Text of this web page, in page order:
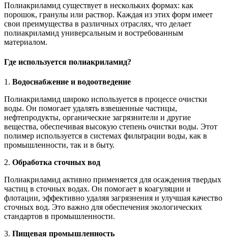
Полиакриламид существует в нескольких формах: как
порошок, гранулы или раствор. Каждая из этих форм имеет
свои преимущества в различных отраслях, что делает
полиакриламид универсальным и востребованным
материалом.
Где используется полиакриламид?
1. Водоснабжение и водоотведение
Полиакриламид широко используется в процессе очистки
воды. Он помогает удалять взвешенные частицы,
нефтепродукты, органические загрязнители и другие
вещества, обеспечивая высокую степень очистки воды. Этот
полимер используется в системах фильтрации воды, как в
промышленности, так и в быту.
2. Обработка сточных вод
Полиакриламид активно применяется для осаждения твердых
частиц в сточных водах. Он помогает в коагуляции и
флотации, эффективно удаляя загрязнения и улучшая качество
сточных вод. Это важно для обеспечения экологических
стандартов в промышленности.
3. Пищевая промышленность